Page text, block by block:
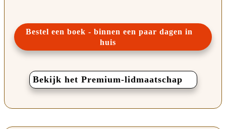
Bestel een boek - binnen een paar dagen in
huis
Bekijk het Premium-lidmaatschap